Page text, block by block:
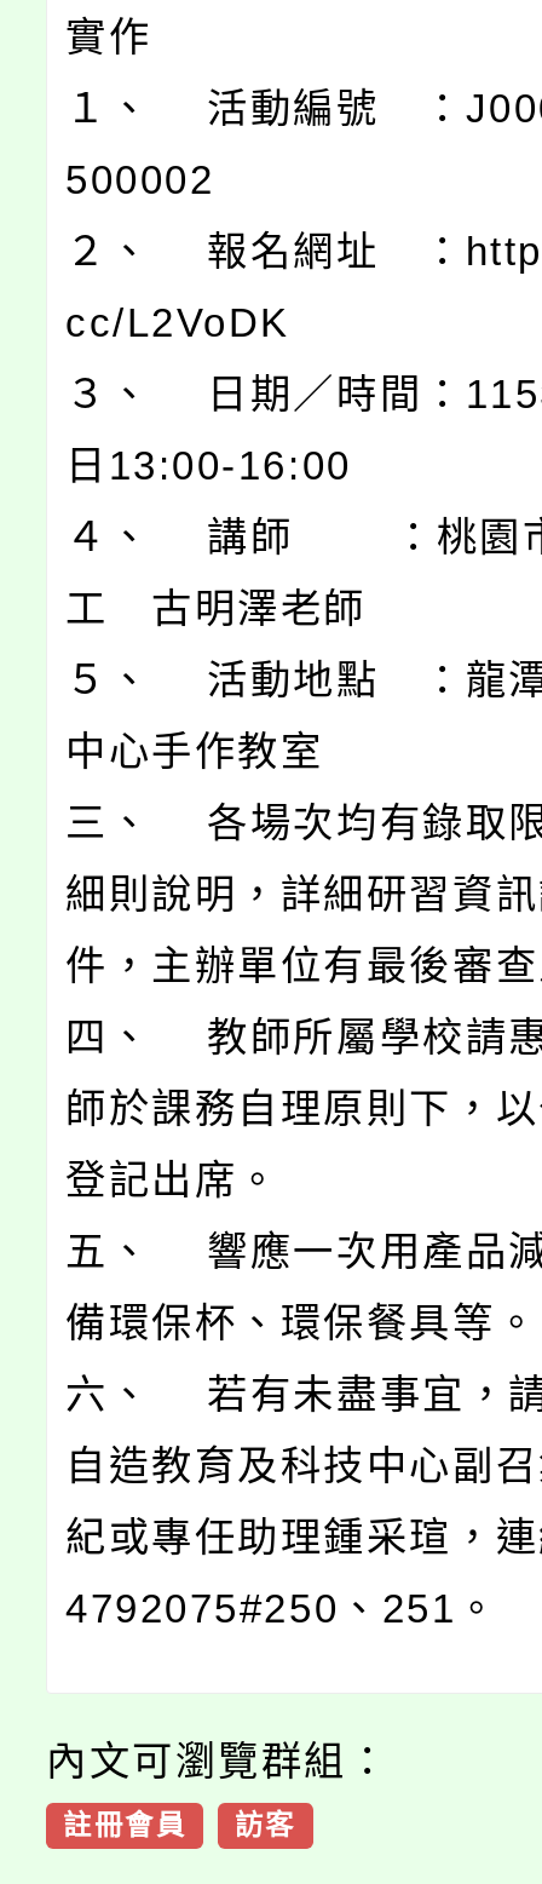
實作
１、 活動編號 ：
500002
２、 報名網址 ：
cc/L2VoDK
３、 日期／時間：
日13:00-16:00
４、 講師 ：桃園
工 古明澤老師
５、 活動地點 ：龍
中心手作教室
三、 各場次均有錄取
細則說明，詳細研習資
件，主辦單位有最後審
四、 教師所屬學校請
師於課務自理原則下，
登記出席。
五、 響應一次用產品
備環保杯、環保餐具等。
六、 若有未盡事宜，
自造教育及科技中心副
紀或專任助理鍾采瑄，
4792075#250、251。
內文可瀏覽群組：
註冊會員 訪客